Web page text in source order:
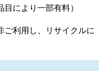
により一部有料）
ご利用し、リサイクルに